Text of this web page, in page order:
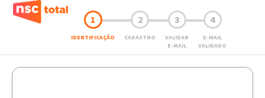
1
IDENTIFICAÇÃO
2
CADASTRO
3
VALIDAR
E-MAIL
4
E-MAIL
VALIDADO